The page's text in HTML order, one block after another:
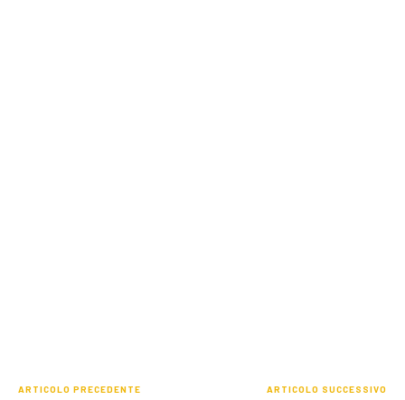
ARTICOLO PRECEDENTE ARTICOLO SUCCESSIVO